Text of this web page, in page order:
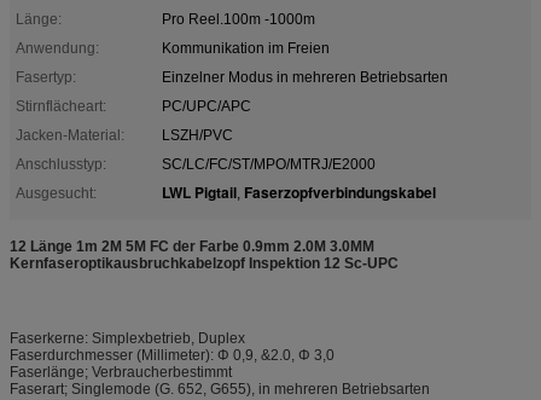
Länge:
Pro Reel.100m -1000m
Anwendung:
Kommunikation im Freien
Fasertyp:
Einzelner Modus in mehreren Betriebsarten
Stirnflächeart:
PC/UPC/APC
Jacken-Material:
LSZH/PVC
Anschlusstyp:
SC/LC/FC/ST/MPO/MTRJ/E2000
Ausgesucht:
LWL Pigtail, Faserzopfverbindungskabel
12 Länge 1m 2M 5M FC der Farbe 0.9mm 2.0M 3.0MM
Kernfaseroptikausbruchkabelzopf Inspektion 12 Sc-UPC
Faserkerne: Simplexbetrieb, Duplex
Faserdurchmesser (Millimeter): Φ 0,9, &2.0, Φ 3,0
Faserlänge; Verbraucherbestimmt
Faserart; Singlemode (G. 652, G655), in mehreren Betriebsarten